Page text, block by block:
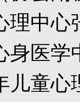
理中
身医
儿童